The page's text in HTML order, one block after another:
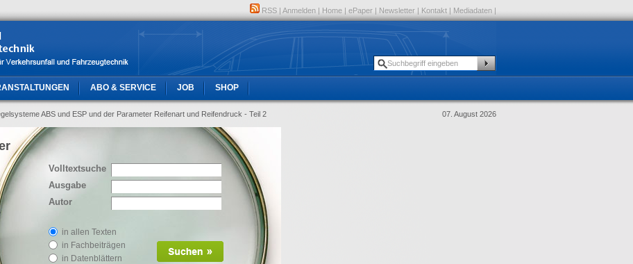
RSS | Anmelden | Home | ePaper | Newsletter | Kontakt | Mediadaten |
ABO & SERVICE JOB SHOP
ABS und ESP und der Parameter Reifenart und Reifendruck - Teil 2 07. August 2026
Volltextsuche
Ausgabe
Autor
in allen Texten
in Fachbeiträgen
in Datenblättern